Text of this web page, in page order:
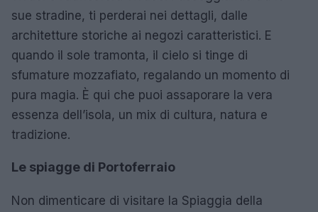
sue stradine, ti perderai nei dettagli, dalle
architetture storiche ai negozi caratteristici. E
quando il sole tramonta, il cielo si tinge di
sfumature mozzafiato, regalando un momento di
pura magia. È qui che puoi assaporare la vera
essenza dell’isola, un mix di cultura, natura e
tradizione.
Le spiagge di Portoferraio
Non dimenticare di visitare la Spiaggia della